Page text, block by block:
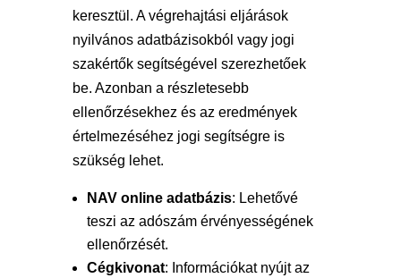
keresztül. A végrehajtási eljárások
nyilvános adatbázisokból vagy jogi
szakértők segítségével szerezhetőek
be. Azonban a részletesebb
ellenőrzésekhez és az eredmények
értelmezéséhez jogi segítségre is
szükség lehet.
NAV online adatbázis: Lehetővé
teszi az adószám érvényességének
ellenőrzését.
Cégkivonat: Információkat nyújt az